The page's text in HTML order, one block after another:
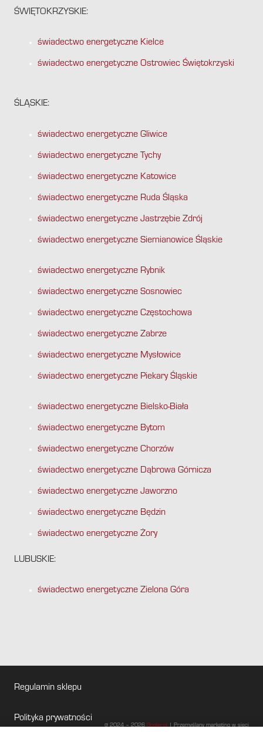
ŚWIĘTOKRZYSKIE:
świadectwo energetyczne Kielce
świadectwo energetyczne Ostrowiec Świętokrzyski
ŚLĄSKIE:
świadectwo energetyczne Gliwice
świadectwo energetyczne Tychy
świadectwo energetyczne Katowice
świadectwo energetyczne Ruda Śląska
świadectwo energetyczne Jastrzębie Zdrój
świadectwo energetyczne Siemianowice Śląskie
świadectwo energetyczne Rybnik
świadectwo energetyczne Sosnowiec
świadectwo energetyczne Częstochowa
świadectwo energetyczne Zabrze
świadectwo energetyczne Mysłowice
świadectwo energetyczne Piekary Śląskie
świadectwo energetyczne Bielsko-Biała
świadectwo energetyczne Bytom
świadectwo energetyczne Chorzów
świadectwo energetyczne Dąbrowa Górnicza
świadectwo energetyczne Jaworzno
świadectwo energetyczne Będzin
świadectwo energetyczne Żory
LUBUSKIE:
świadectwo energetyczne Zielona Góra
Regulamin sklepu
Polityka prywatności
@ 2024 – 2026Gogler.pl| Przemyślany marketing w sieci